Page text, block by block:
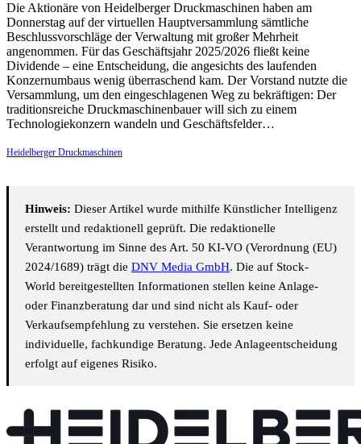
Die Aktionäre von Heidelberger Druckmaschinen haben am
Donnerstag auf der virtuellen Hauptversammlung sämtliche
Beschlussvorschläge der Verwaltung mit großer Mehrheit
angenommen. Für das Geschäftsjahr 2025/2026 fließt keine
Dividende – eine Entscheidung, die angesichts des laufenden
Konzernumbaus wenig überraschend kam. Der Vorstand nutzte die
Versammlung, um den eingeschlagenen Weg zu bekräftigen: Der
traditionsreiche Druckmaschinenbauer will sich zu einem
Technologiekonzern wandeln und Geschäftsfelder…
Heidelberger Druckmaschinen
Hinweis: Dieser Artikel wurde mithilfe Künstlicher Intelligenz
erstellt und redaktionell geprüft. Die redaktionelle
Verantwortung im Sinne des Art. 50 KI-VO (Verordnung (EU)
2024/1689) trägt die DNV Media GmbH. Die auf Stock-
World bereitgestellten Informationen stellen keine Anlage-
oder Finanzberatung dar und sind nicht als Kauf- oder
Verkaufsempfehlung zu verstehen. Sie ersetzen keine
individuelle, fachkundige Beratung. Jede Anlageentscheidung
erfolgt auf eigenes Risiko.